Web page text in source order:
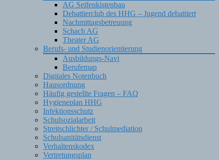
AG Seifenkistenbau
Debattierclub des HHG – Jugend debattiert
Nachmittagsbetreuung
Schach AG
Theater AG
Berufs- und Studienorientierung
Ausbildungs-Navi
Berufemap
Digitales Notenbuch
Hausordnung
Häufig gestellte Fragen – FAQ
Hygieneplan HHG
Infektionsschutz
Schulsozialarbeit
Streitschlichter / Schulmediation
Schulsanitätsdienst
Verhaltenskodex
Vertretungsplan